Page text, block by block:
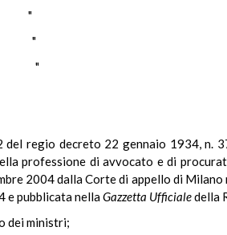
"
"
"
regio decreto 22 gennaio 1934, n.
professione di avvocato e di
2004 dalla Corte di appello di
e pubblicata nellaGazzetta Ufficialedella
dei ministri;